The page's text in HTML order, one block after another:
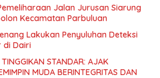
Jalan Jurusan Siarung
Kecamatan Parbuluan
Lakukan Penyuluhan Deteksi
di Dairi
STANDAR: AJAK
MUDA BERINTEGRITAS DAN